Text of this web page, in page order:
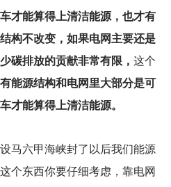
才能算得上清洁能源，也才有
构不改变，如果电网主要还是
碳排放的贡献非常有限， 这个
能源结构和电网里大部分是可
才能算得上清洁能源。
马六甲海峡封了以后我们能源
个东西你要仔细考虑，靠电网